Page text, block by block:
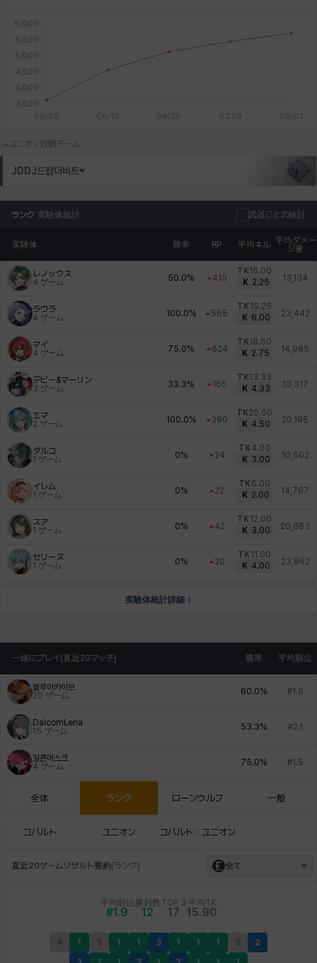
ユニオン対戦チーム
JDDJ드랍더비트
ランク 実験体統計 武器ごとの統計
実験体 勝率 RP 平均キル 平均ダメー
ジ量
レノックス
4 ゲーム 50.0% 410
TK16.00
K 2.25 13,134
ラウラ
4 ゲーム 100.0% 565
TK19.25
K 6.00 23,442
マイ
4 ゲーム 75.0% 624
TK18.50
K 2.75 14,985
デビー&マーリン
3 ゲーム 33.3% 165
TK13.33
K 4.33 13,317
エマ
2 ゲーム 100.0% 290
TK20.50
K 4.50 20,195
ダルコ
1 ゲーム 0% 24
TK4.00
K 3.00 10,502
イレム
1 ゲーム 0% 22
TK6.00
K 2.00 14,767
スア
1 ゲーム 0% 42
TK12.00
K 3.00 20,683
セリーヌ
1 ゲーム 0% 20
TK11.00
K 4.00 23,962
実験体統計詳細
一緒にプレイ(直近20マッチ) 勝率 平均順位
블루아카이브
20 ゲーム 60.0% #1.9
DalcomLena
15 ゲーム 53.3% #2.1
일론머스크
4 ゲーム 75.0% #1.5
全体 ランク ローンウルフ 一般
コバルト ユニオン コバルト・ユニオン
直近20ゲームリザルト要約(ランク) 全て
平均順位
#1.9
勝利数
12
TOP 3
17
平均TK
15.90
4 1 5 1 1 3 1 1 1 5
2